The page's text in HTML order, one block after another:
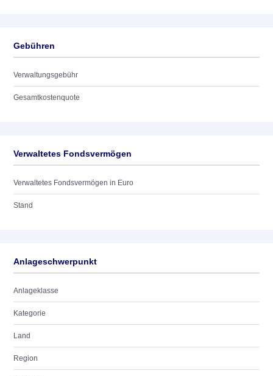
Gebühren
Verwaltungsgebühr
Gesamtkostenquote
Verwaltetes Fondsvermögen
Verwaltetes Fondsvermögen in Euro
Stand
Anlageschwerpunkt
Anlageklasse
Kategorie
Land
Region